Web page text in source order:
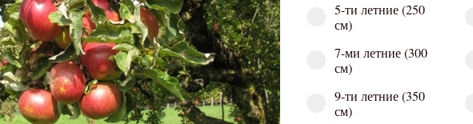
5-ти летние (250
см)
7-ми летние (300
см)
9-ти летние (350
см)